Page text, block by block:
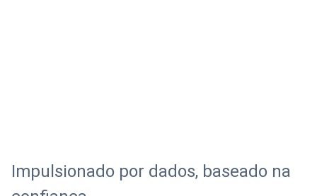
Impulsionado por dados, baseado na